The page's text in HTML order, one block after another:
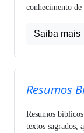
conhecimento
Saiba mais
Resumos
Resumos
textos sagrados,